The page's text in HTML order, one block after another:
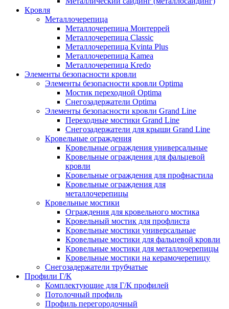
Кровля
Металлочерепица
Металлочерепица Монтеррей
Металлочерепица Classic
Металлочерепица Kvinta Plus
Металлочерепица Kamea
Металлочерепица Kredo
Элементы безопасности кровли
Элементы безопасности кровли Optima
Мостик переходной Optima
Снегозадержатели Optima
Элементы безопасности кровли Grand Line
Переходные мостики Grand Line
Снегозадержатели для крыши Grand Line
Кровельные ограждения
Кровельные ограждения универсальные
Кровельные ограждения для фальцевой
кровли
Кровельные ограждения для профнастила
Кровельные ограждения для
металлочерепицы
Кровельные мостики
Ограждения для кровельного мостика
Кровельный мостик для профлиста
Кровельные мостики универсальные
Кровельные мостики для фальцевой кровли
Кровельные мостики для металлочерепицы
Кровельные мостики на керамочерепицу
Снегозадержатели трубчатые
Профили Г/К
Комплектующие для Г/К профилей
Потолочный профиль
Профиль перегородочный